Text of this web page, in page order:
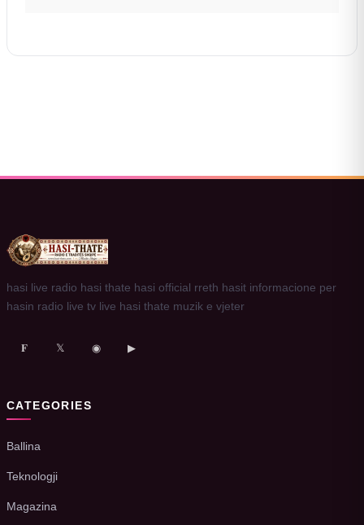
hasi live radio hasi thate hasi official rreth hasit informacione per
hasin radio live tv live hasi thate muzik e vjeter
𝐅 𝕏 ◉ ▶
CATEGORIES
Ballina
Teknologji
Magazina